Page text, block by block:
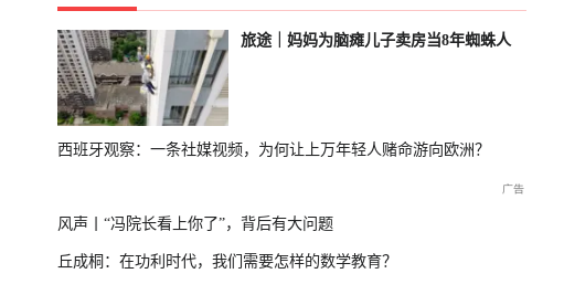
旅途｜妈妈为脑瘫儿子卖房当8年蜘蛛人
西班牙观察：一条社媒视频，为何让上万年轻人赌命游向欧洲？
风声丨“冯院长看上你了”，背后有大问题
丘成桐：在功利时代，我们需要怎样的数学教育？
轮播中 已结束